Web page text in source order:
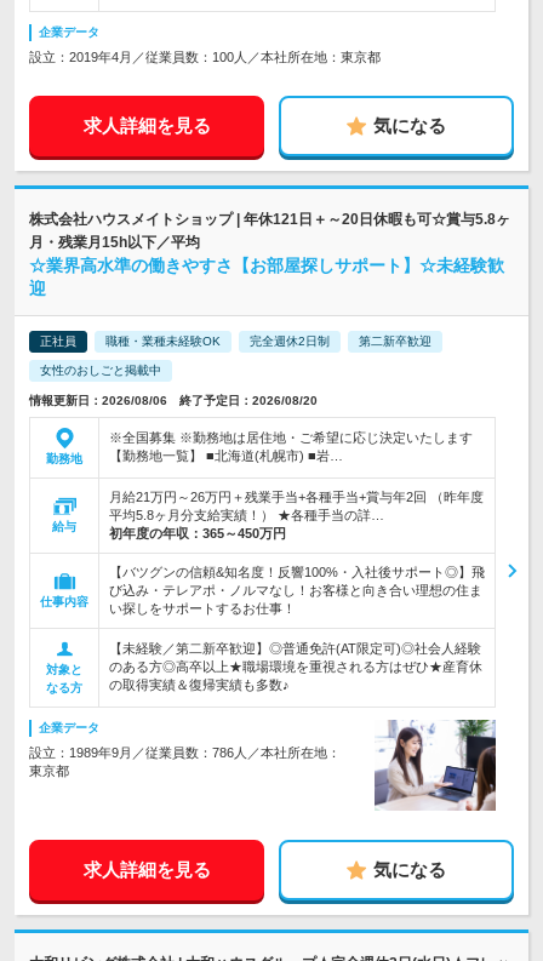
企業データ
設立：2019年4月／従業員数：100人／本社所在地：東京都
求人詳細を見る 気になる
株式会社ハウスメイトショップ | 年休121日＋～20日休暇も可☆賞与5.8ヶ
月・残業月15h以下／平均
☆業界高水準の働きやすさ【お部屋探しサポート】☆未経験歓
迎
正社員 職種・業種未経験OK 完全週休2日制 第二新卒歓迎
女性のおしごと掲載中
情報更新日：2026/08/06 終了予定日：2026/08/20
勤務地
※全国募集 ※勤務地は居住地・ご希望に応じ決定いたします
【勤務地一覧】 ■北海道(札幌市) ■岩…
給与
月給21万円～26万円＋残業手当+各種手当+賞与年2回 （昨年度
平均5.8ヶ月分支給実績！） ★各種手当の詳…
初年度の年収： 365～450万円
仕事内容
【バツグンの信頼&知名度！反響100%・入社後サポート◎】飛
び込み・テレアポ・ノルマなし！お客様と向き合い理想の住ま
い探しをサポートするお仕事！
対象と
なる方
【未経験／第二新卒歓迎】◎普通免許(AT限定可)◎社会人経験
のある方◎高卒以上★職場環境を重視される方はぜひ★産育休
の取得実績＆復帰実績も多数♪
企業データ
設立：1989年9月／従業員数：786人／本社所在地：
東京都
求人詳細を見る 気になる